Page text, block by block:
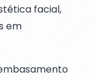
facial,
em